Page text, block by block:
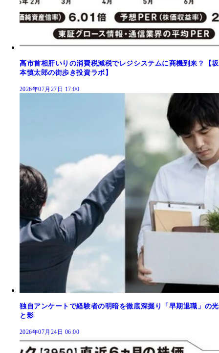
高市首相肝いりの消費税減税でレジシステムに商機到来？【坂
本慎太郎の街歩き投資ラボ】
2026年07月27日 17:00
独自アンケートで経験者の明暗を徹底深掘り「早期退職」の光
と影
2026年07月24日 06:00